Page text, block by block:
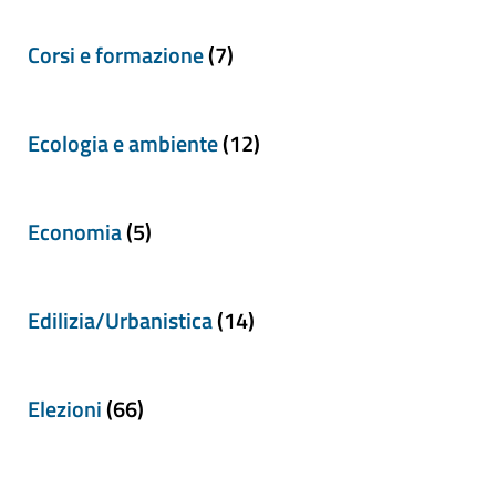
Corsi e formazione(7)
Ecologia e ambiente(12)
Economia(5)
Edilizia/Urbanistica(14)
Elezioni(66)